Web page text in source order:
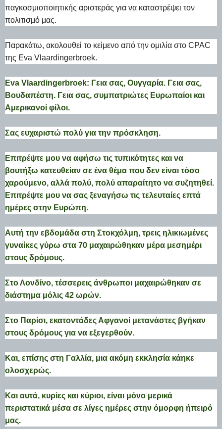
παγκοσμιοποιητικής αριστεράς για να καταστρέψει τον
πολιτισμό μας.
Παρακάτω, ακολουθεί το κείμενο από την ομιλία στο CPAC
της Eva Vlaardingerbroek.
Eva Vlaardingerbroek: Γεια σας, Ουγγαρία. Γεια σας,
Βουδαπέστη. Γεια σας, συμπατριώτες Ευρωπαίοι και
Αμερικανοί φίλοι.
Σας ευχαριστώ πολύ για την πρόσκληση.
Επιτρέψτε μου να αφήσω τις τυπικότητες και να
βουτήξω κατευθείαν σε ένα θέμα που δεν είναι τόσο
χαρούμενο, αλλά πολύ, πολύ απαραίτητο να συζητηθεί.
Επιτρέψτε μου να σας ξεναγήσω τις τελευταίες επτά
ημέρες στην Ευρώπη.
Αυτή την εβδομάδα στη Στοκχόλμη, τρεις ηλικιωμένες
γυναίκες γύρω στα 70 μαχαιρώθηκαν μέρα μεσημέρι
στους δρόμους.
Στο Λονδίνο, τέσσερεις άνθρωποι μαχαιρώθηκαν σε
διάστημα μόλις 42 ωρών.
Στο Παρίσι, εκατοντάδες Αφγανοί μετανάστες βγήκαν
στους δρόμους για να εξεγερθούν.
Και, επίσης στη Γαλλία, μια ακόμη εκκλησία κάηκε
ολοσχερώς.
Και αυτά, κυρίες και κύριοι, είναι μόνο μερικά
περιστατικά μέσα σε λίγες ημέρες στην όμορφη ήπειρό
μας.